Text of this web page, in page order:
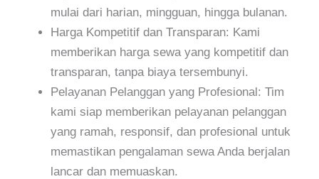
mulai dari harian, mingguan, hingga bulanan.
Harga Kompetitif dan Transparan: Kami
memberikan harga sewa yang kompetitif dan
transparan, tanpa biaya tersembunyi.
Pelayanan Pelanggan yang Profesional: Tim
kami siap memberikan pelayanan pelanggan
yang ramah, responsif, dan profesional untuk
memastikan pengalaman sewa Anda berjalan
lancar dan memuaskan.